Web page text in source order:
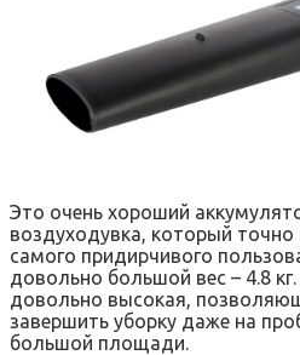
Это очень хороший
воздуходувка, который точно
самого придирчивого
довольно большой вес – 4.8
довольно высокая,
завершить уборку даже на
большой площади.